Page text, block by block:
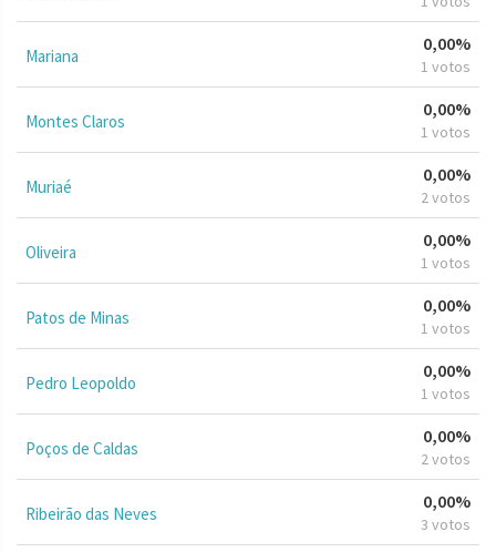
Mariana
0,00%
1 votos
Montes Claros
0,00%
1 votos
Muriaé
0,00%
2 votos
Oliveira
0,00%
1 votos
Patos de Minas
0,00%
1 votos
Pedro Leopoldo
0,00%
1 votos
Poços de Caldas
0,00%
2 votos
Ribeirão das Neves
0,00%
3 votos